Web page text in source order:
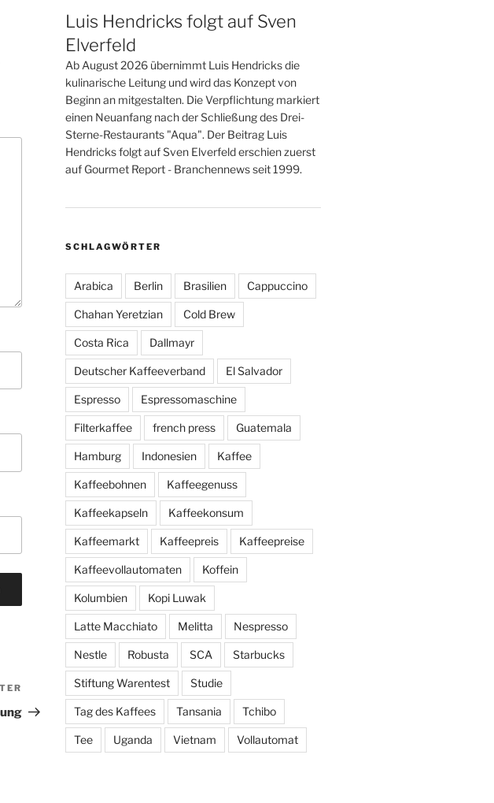
Nächster
Beitrag
Luis Hendricks folgt auf Sven
Elverfeld
Ab August 2026 übernimmt Luis Hendricks die
kulinarische Leitung und wird das Konzept von
Beginn an mitgestalten. Die Verpflichtung markiert
einen Neuanfang nach der Schließung des Drei-
Sterne-Restaurants "Aqua". Der Beitrag Luis
Hendricks folgt auf Sven Elverfeld erschien zuerst
auf Gourmet Report - Branchennews seit 1999.
SCHLAGWÖRTER
Arabica Berlin Brasilien Cappuccino
Chahan Yeretzian Cold Brew
Costa Rica Dallmayr
Deutscher Kaffeeverband El Salvador
Espresso Espressomaschine
Filterkaffee french press Guatemala
Hamburg Indonesien Kaffee
Kaffeebohnen Kaffeegenuss
Kaffeekapseln Kaffeekonsum
Kaffeemarkt Kaffeepreis Kaffeepreise
Kaffeevollautomaten Koffein
Kolumbien Kopi Luwak
Latte Macchiato Melitta Nespresso
Nestle Robusta SCA Starbucks
Stiftung Warentest Studie
Tag des Kaffees Tansania Tchibo
Tee Uganda Vietnam Vollautomat